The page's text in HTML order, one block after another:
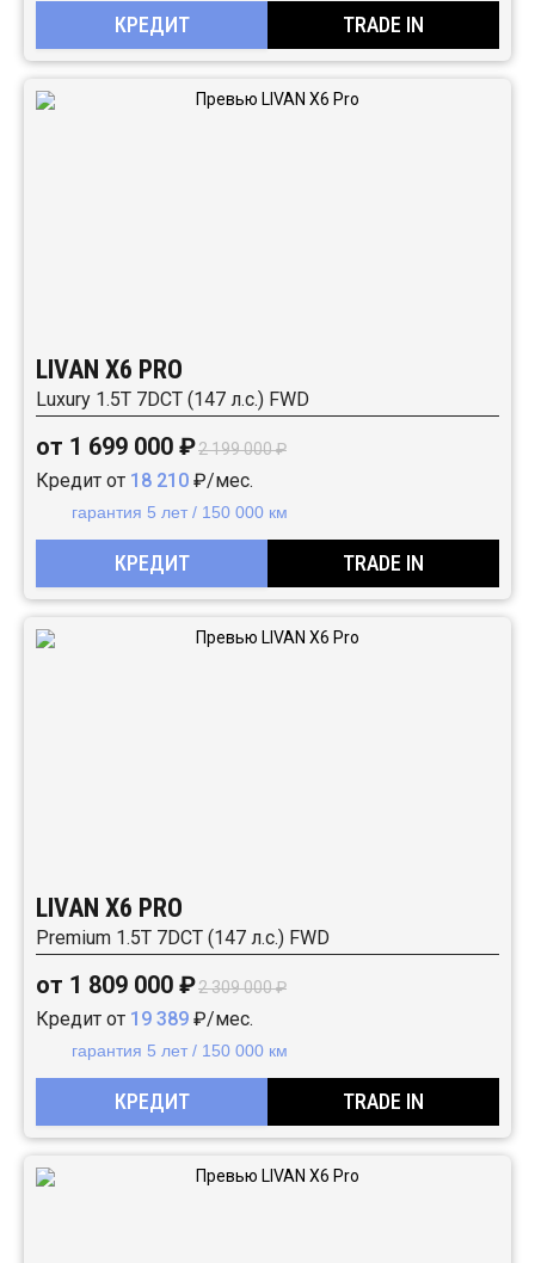
КРЕДИТ TRADE IN
LIVAN X6 PRO
Luxury 1.5T 7DCT (147 л.с.) FWD
от 1 699 000 ₽2 199 000 ₽
Кредит от 18 210 ₽/мес.
гарантия 5 лет / 150 000 км
КРЕДИТ TRADE IN
LIVAN X6 PRO
Premium 1.5T 7DCT (147 л.с.) FWD
от 1 809 000 ₽2 309 000 ₽
Кредит от 19 389 ₽/мес.
гарантия 5 лет / 150 000 км
КРЕДИТ TRADE IN